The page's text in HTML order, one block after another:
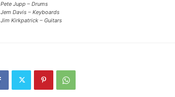
Pete Jupp – Drums
Jem Davis – Keyboards
Jim Kirkpatrick – Guitars